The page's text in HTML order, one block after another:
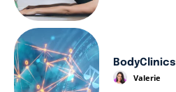
BodyClinics
Valerie